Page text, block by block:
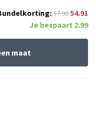
57.9054.91
Je bespaart 2.99
maat